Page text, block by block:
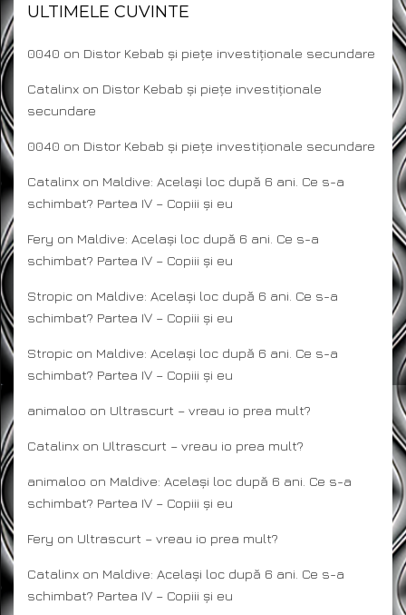
ULTIMELE CUVINTE
0040 on Distor Kebab și piețe investiționale secundare
Catalinx on Distor Kebab și piețe investiționale
secundare
0040 on Distor Kebab și piețe investiționale secundare
Catalinx on Maldive: Același loc după 6 ani. Ce s-a
schimbat? Partea IV – Copiii și eu
Fery on Maldive: Același loc după 6 ani. Ce s-a
schimbat? Partea IV – Copiii și eu
Stropic on Maldive: Același loc după 6 ani. Ce s-a
schimbat? Partea IV – Copiii și eu
Stropic on Maldive: Același loc după 6 ani. Ce s-a
schimbat? Partea IV – Copiii și eu
animaloo on Ultrascurt – vreau io prea mult?
Catalinx on Ultrascurt – vreau io prea mult?
animaloo on Maldive: Același loc după 6 ani. Ce s-a
schimbat? Partea IV – Copiii și eu
Fery on Ultrascurt – vreau io prea mult?
Catalinx on Maldive: Același loc după 6 ani. Ce s-a
schimbat? Partea IV – Copiii și eu